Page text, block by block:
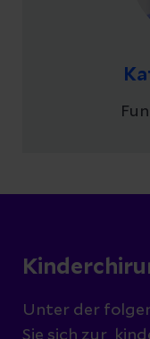
Unter der
Sie sich zur